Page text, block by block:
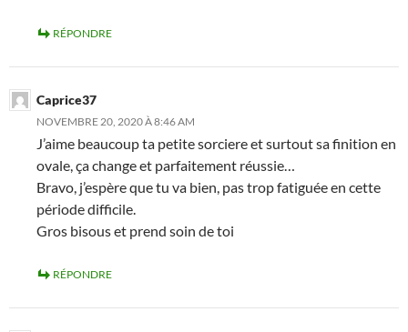
RÉPONDRE
Caprice37
NOVEMBRE 20, 2020 À 8:46 AM
J’aime beaucoup ta petite sorciere et surtout sa finition en
ovale, ça change et parfaitement réussie…
Bravo, j’espère que tu va bien, pas trop fatiguée en cette
période difficile.
Gros bisous et prend soin de toi
RÉPONDRE